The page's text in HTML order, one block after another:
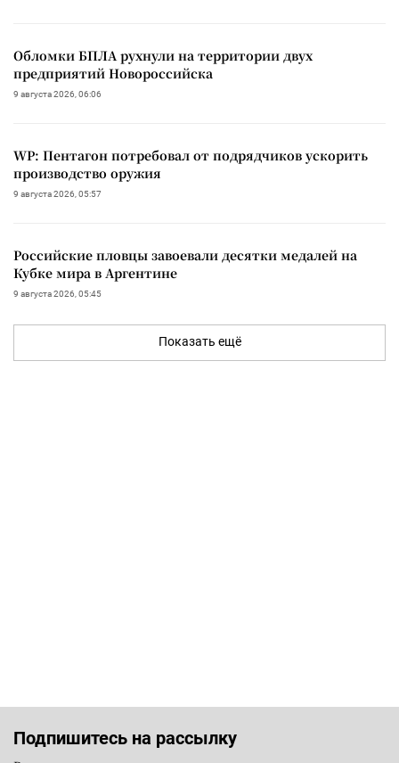
Обломки БПЛА рухнули на территории двух
предприятий Новороссийска
9 августа 2026, 06:06
WP: Пентагон потребовал от подрядчиков ускорить
производство оружия
9 августа 2026, 05:57
Российские пловцы завоевали десятки медалей на
Кубке мира в Аргентине
9 августа 2026, 05:45
Показать ещё
Подпишитесь на рассылку